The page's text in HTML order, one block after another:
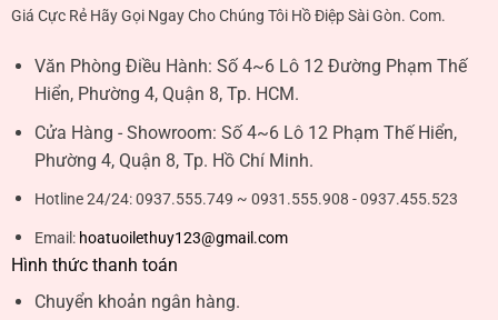
Giá Cực Rẻ Hãy Gọi Ngay Cho Chúng Tôi Hồ Điệp Sài Gòn. Com.
Văn Phòng Điều Hành: Số 4~6 Lô 12 Đường Phạm Thế
Hiển, Phường 4, Quận 8, Tp. HCM.
Cửa Hàng - Showroom: Số 4~6 Lô 12 Phạm Thế Hiển,
Phường 4, Quận 8, Tp. Hồ Chí Minh.
Hotline 24/24:0937.555.749 ~ 0931.555.908 - 0937.455.523
Email: hoatuoilethuy123@gmail.com
Hình thức thanh toán
Chuyển khoản ngân hàng.